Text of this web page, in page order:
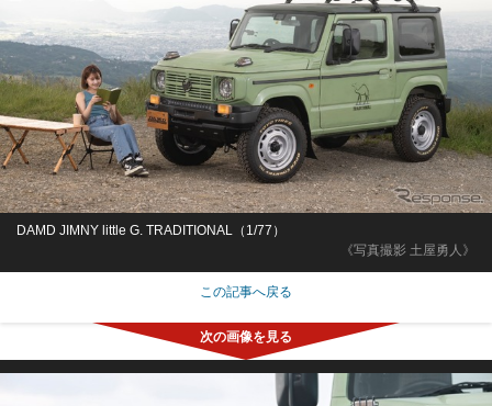
《写真撮影 土屋勇人》
DAMD JIMNY little G. TRADITIONAL（1/77）
この記事へ戻る